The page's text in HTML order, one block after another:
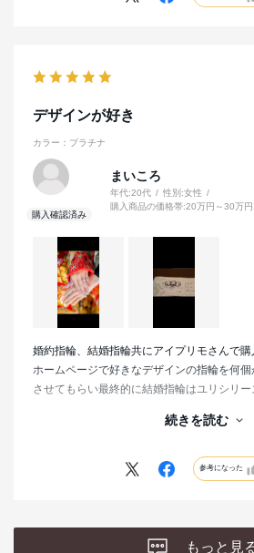
どうしようかなと思っていたところ、試しに
普段指輪をつけないので少し恥ずかしい気持
りきたものに出会えてとても嬉しかったです
接客してくださった西さんも親身に相談のっ
ございました。
旦那も仕事柄、初めは指輪つけれないかな？
に入ったのか普段からずっとつけてくれてい
デザインが好き
カラー：プラチナ
まいころ
年代:20代 性別:女性
購入商品の価格帯:20万円～30万円
婚約指輪、結婚指輪共にアイプリモさんで購
ホームページで好きなデザインの指輪を何
させてもらい最終的に結婚指輪はユリシリ
ますがメンテナンス含めるとこのブランドが
続きを読む
参考になった
もっと見